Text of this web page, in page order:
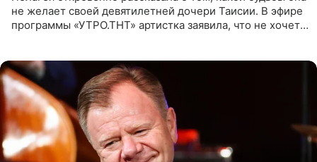
не желает своей девятилетней дочери Таисии. В эфире
программы «УТРО.ТНТ» артистка заявила, что не хочет